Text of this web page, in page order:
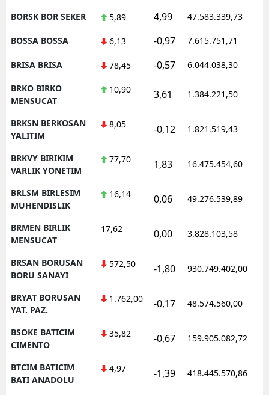
BORSK BOR SEKER 5,89 4,99 47.583.339,73
BOSSA BOSSA 6,13 -0,97 7.615.751,71
BRISA BRISA 78,45 -0,57 6.044.038,30
BRKO BIRKO
MENSUCAT
10,90 3,61 1.384.221,50
BRKSN BERKOSAN
YALITIM
8,05 -0,12 1.821.519,43
BRKVY BIRIKIM
VARLIK YONETIM
77,70 1,83 16.475.454,60
BRLSM BIRLESIM
MUHENDISLIK
16,14 0,06 49.276.539,89
BRMEN BIRLIK
MENSUCAT
17,62 0,00 3.828.103,58
BRSAN BORUSAN
BORU SANAYI
572,50 -1,80 930.749.402,00
BRYAT BORUSAN
YAT. PAZ.
1.762,00 -0,17 48.574.560,00
BSOKE BATICIM
CIMENTO
35,82 -0,67 159.905.082,72
BTCIM BATICIM
BATI ANADOLU
4,97 -1,39 418.445.570,86